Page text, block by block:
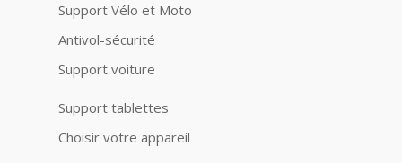
Support Vélo et Moto
Antivol-sécurité
Support voiture
Support tablettes
Choisir votre appareil